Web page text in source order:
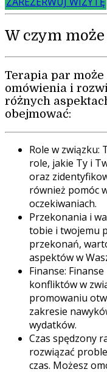
W czym
Terapia par
omówienia i
różnych
obejmować:
Role w związku:
role, jakie Ty i
oraz
również pomóc
oczekiwaniach.
Przekonania i
tobie i twojemu
przekonań,
aspektów w
Finanse:
konfliktów w
promowaniu
zakresie
wydatków.
Czas spędzony
rozwiązać
czas. Możesz